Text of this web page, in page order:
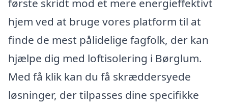
første skridt mod et mere energieffektivt
hjem ved at bruge vores platform til at
finde de mest pålidelige fagfolk, der kan
hjælpe dig med loftisolering i Børglum.
Med få klik kan du få skræddersyede
løsninger, der tilpasses dine specifikke